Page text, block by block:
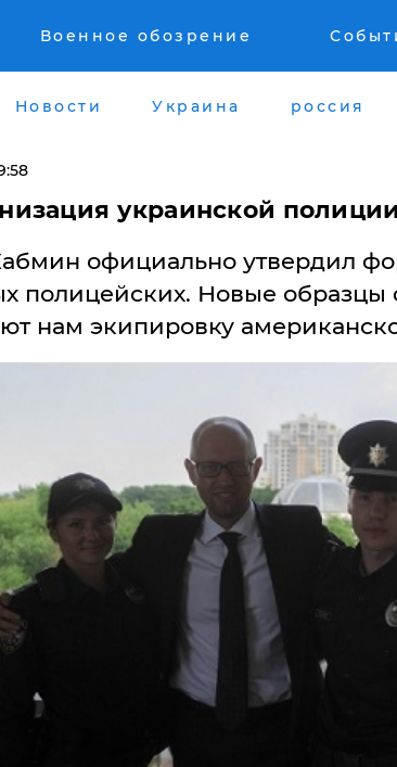
Военное обозрение
Новости Украина россия
украинской полиции
официально утвердил
полицейских. Новые
нам экипировку